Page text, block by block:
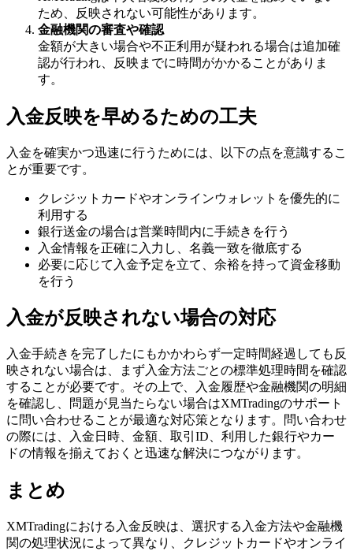
ため、反映されない可能性があります。
金融機関の審査や確認
金額が大きい場合や不正利用が疑われる場合は追加確
認が行われ、反映までに時間がかかることがありま
す。
入金反映を早めるための工夫
入金を確実かつ迅速に行うためには、以下の点を意識するこ
とが重要です。
クレジットカードやオンラインウォレットを優先的に
利用する
銀行送金の場合は営業時間内に手続きを行う
入金情報を正確に入力し、名義一致を徹底する
必要に応じて入金予定を立て、余裕を持って資金移動
を行う
入金が反映されない場合の対応
入金手続きを完了したにもかかわらず一定時間経過しても反
映されない場合は、まず入金方法ごとの標準処理時間を確認
することが必要です。その上で、入金履歴や金融機関の明細
を確認し、問題が見当たらない場合はXMTradingのサポート
に問い合わせることが最適な対応策となります。問い合わせ
の際には、入金日時、金額、取引ID、利用した銀行やカー
ドの情報を揃えておくと迅速な解決につながります。
まとめ
XMTradingにおける入金反映は、選択する入金方法や金融機
関の処理状況によって異なり、クレジットカードやオンライ